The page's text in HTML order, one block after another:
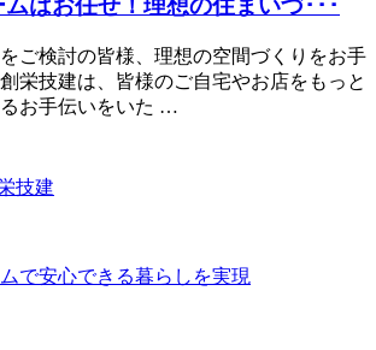
ムはお任せ！理想の住まいづ･･･
ご検討の皆様、理想の空間づくりをお手
栄技建は、皆様のご自宅やお店をもっと
お手伝いをいた …
技建